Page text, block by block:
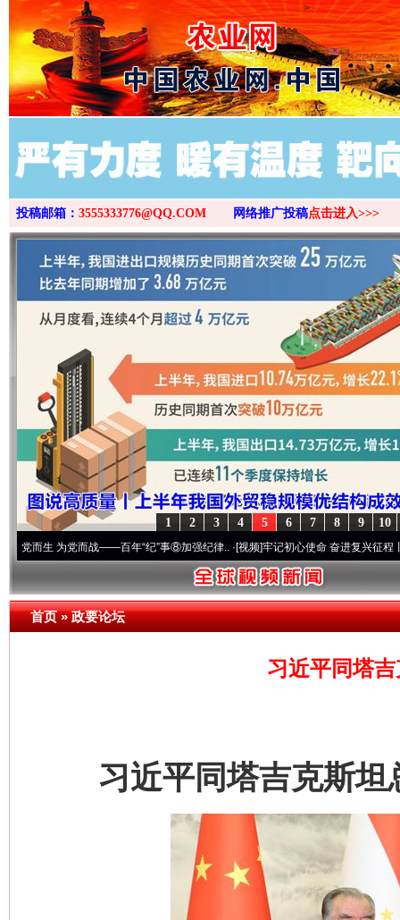
>
投稿邮箱： 3555333776@QQ.COM 网络推广投稿点击进入>>>
10
9
8
7
6
5
4
3
2
1
党而战——百年“纪”事⑧加强纪律..·[视频]牢记初心使命 奋进复兴征程丨“转折之城”
首页»政要论坛
习近平同塔
习近平同塔吉克斯坦